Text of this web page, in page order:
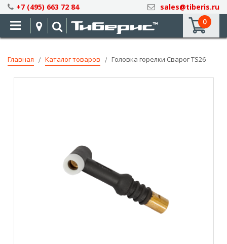
Skip
to
Content
+7 (495) 663 72 84
sales@tiberis.ru
0
Главная Каталог товаров Головка горелки Сварог TS26